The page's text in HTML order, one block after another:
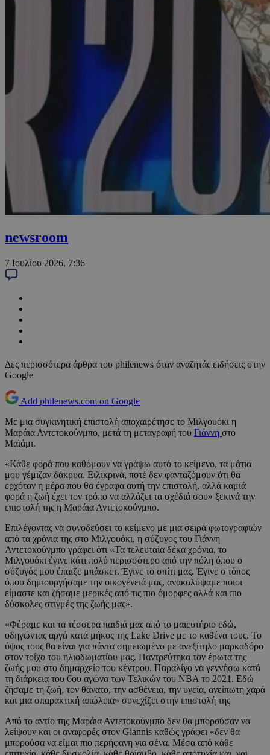
newsroom
7 Ιουλίου 2026, 7:36
Δες περισσότερα άρθρα του philenews όταν αναζητάς ειδήσεις στην
Google
Add philenews.com on Google
Με μια συγκινητική επιστολή αποχαιρέτησε το Μιλγουόκι η
Μαράια Αντετοκούνμπο, μετά τη μεταγραφή του Γιάννη στο
Μαϊάμι.
«Κάθε φορά που καθόμουν να γράψω αυτό το κείμενο, τα μάτια
μου γέμιζαν δάκρυα. Ειλικρινά, ποτέ δεν φανταζόμουν ότι θα
ερχόταν η μέρα που θα έγραφα αυτή την επιστολή, αλλά καμιά
φορά η ζωή έχει τον τρόπο να αλλάζει τα σχέδιά σου» ξεκινά την
επιστολή της η Μαράια Αντετοκούνμπο.
Επιλέγοντας να συνοδεύσει το κείμενο με μια σειρά φωτογραφιών
από τα χρόνια της στο Μιλγουόκι, η σύζυγος του Γιάννη
Αντετοκούνμπο γράφει ότι «Τα τελευταία δέκα χρόνια, το
Μιλγουόκι έγινε κάτι πολύ περισσότερο από την πόλη όπου ο
σύζυγός μου έπαιζε μπάσκετ. Έγινε το σπίτι μας. Έγινε ο τόπος
όπου δημιουργήσαμε την οικογένειά μας, ανακαλύψαμε ποιοι
είμαστε και ζήσαμε μερικές από τις πιο όμορφες αλλά και πιο
δύσκολες στιγμές της ζωής μας».
«Φέραμε και τα τέσσερα παιδιά μας από το μαιευτήριο εδώ,
οδηγώντας αργά κατά μήκος της Lake Drive με το καθένα τους. Το
ύψος τους θα είναι για πάντα σημειωμένο με ανεξίτηλο μαρκαδόρο
στον τοίχο του ηλιοδωματίου μας. Παντρεύτηκα τον έρωτα της
ζωής μου στο δημαρχείο του κέντρου. Παραλίγο να γεννήσω κατά
τη διάρκεια του 6ου αγώνα των Τελικών του NBA το 2021. Εδώ
ζήσαμε τη ζωή, τον θάνατο, την ασθένεια, την υγεία, ανείπωτη χαρά
και μια σπαρακτική απώλεια» συνεχίζει στην επιστολή της
Από το αντίο της Μαράια Αντετοκούνμπο δεν θα μπορούσαν να
λείψουν και οι αναφορές στον Giannis καθώς γράφει «δεν θα
μπορούσα να είμαι πιο περήφανη για σένα. Μέσα από κάθε